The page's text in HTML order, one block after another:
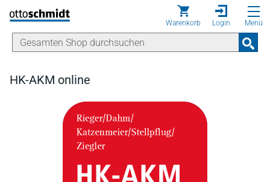
Direkt zum Inhalt
Warenkorb Login Menü
HK-AKM online